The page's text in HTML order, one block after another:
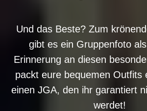
Und das Beste? Zum
gibt es ein Gruppenfoto
Erinnerung an diesen
packt eure bequemen Outfits
einen JGA, den ihr garantiert
werdet!